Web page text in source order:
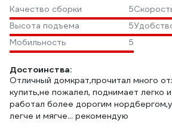
Качество сборки 5
Высота подъема
5
Мобильность
5
Достоинства:
Отличный домкрат,прочитал много
купить,не пожалел, поднимает легко
работал более дорогим
легче и мягче... рекомендую